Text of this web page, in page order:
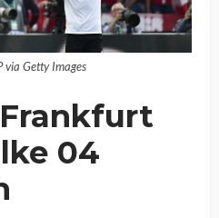
via Getty Images
04